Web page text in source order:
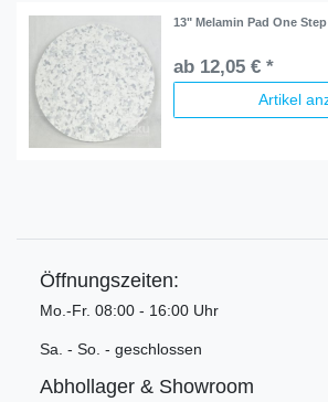
13" Melamin Pad One
ab 12,05 € *
Artikel
Öffnungszeiten:
Mo.-Fr. 08:00 - 16:00 Uhr
Sa. - So. - geschlossen
Abhollager & Showroom